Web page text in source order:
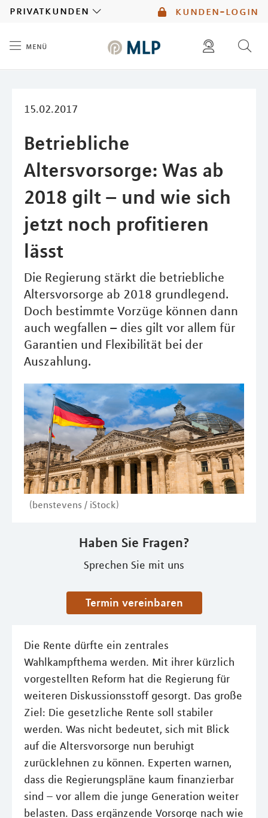
kunden-login
privatkunden
menü
15.02.2017
Betriebliche
Altersvorsorge: Was ab
2018 gilt – und wie sich
jetzt noch profitieren
lässt
Die Regierung stärkt die betriebliche
Altersvorsorge ab 2018 grundlegend.
Doch bestimmte Vorzüge können dann
auch wegfallen – dies gilt vor allem für
Garantien und Flexibilität bei der
Auszahlung.
(benstevens / iStock)
Haben Sie Fragen?
Sprechen Sie mit uns
Termin vereinbaren
Die Rente dürfte ein zentrales
Wahlkampfthema werden. Mit ihrer kürzlich
vorgestellten Reform hat die Regierung für
weiteren Diskussionsstoff gesorgt. Das große
Ziel: Die gesetzliche Rente soll stabiler
werden. Was nicht bedeutet, sich mit Blick
auf die Altersvorsorge nun beruhigt
zurücklehnen zu können. Experten warnen,
dass die Regierungspläne kaum finanzierbar
sind – vor allem die junge Generation weiter
belasten. Dass ergänzende Vorsorge nach wie